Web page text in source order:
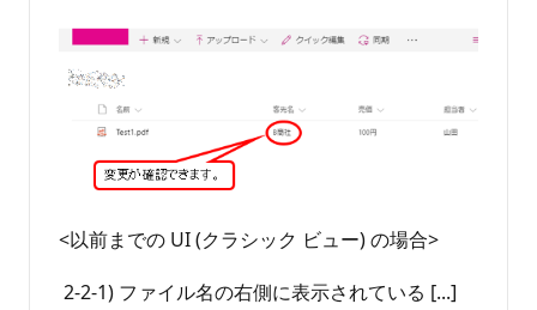
<以前までの UI (クラシック ビュー) の場合>
2-2-1) ファイル名の右側に表示されている [...]